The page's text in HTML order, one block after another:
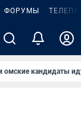
ФОРУМЫ
омские кандидаты